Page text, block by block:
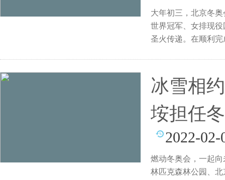
大年初三，北京冬
世界冠军、女排现
圣火传递。在顺利
冰雪相
垵担任
2022-02-
燃动冬奥会，一起
林匹克森林公园、北